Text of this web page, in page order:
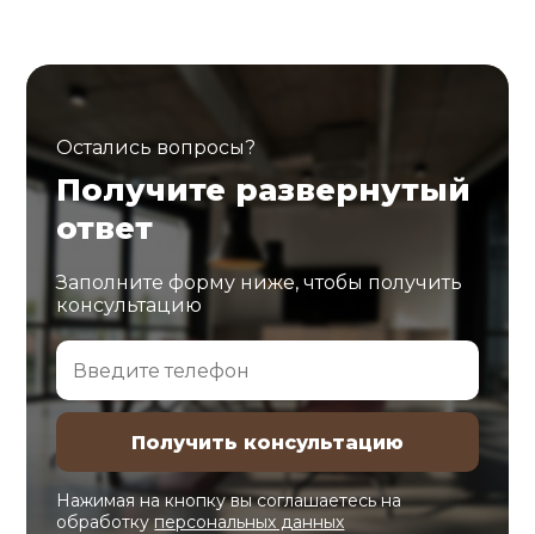
Остались вопросы?
Получите развернутый
ответ
Заполните форму ниже, чтобы получить
консультацию
Нажимая на кнопку вы соглашаетесь на
обработкуперсональных данных